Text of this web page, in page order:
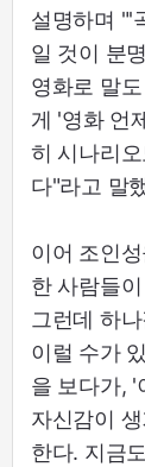
설명하며 "'
일 것이 분
영화로 말
게 '영화 언
히 시나리
다"라고 말
이어 조인
한 사람들
그런데 하
이럴 수가
을 보다가, '
자신감이
한다. 지금